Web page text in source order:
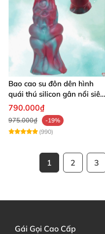
Bao cao su đôn dên hình
quái thú silicon gân nổi siêu
mềm mại
790.000₫
975.000₫
-19%
(990)
1 2 3
Gái Gọi Cao Cấp